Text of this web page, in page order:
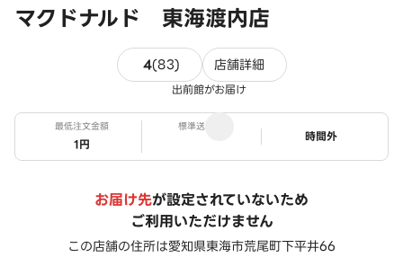
マクドナルド 東海渡内店
4(83)83件のレビュー
店舗詳細
出前館がお届け
最低注文金額
1円
標準送料
ステータス
時間外
お届け先が設定されていないため
ご利用いただけません
この店舗の住所は愛知県東海市荒尾町下平井66